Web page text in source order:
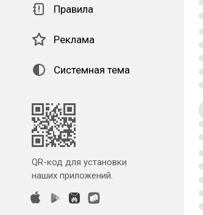
Правила
Реклама
Системная тема
QR-код для установки
наших приложений.